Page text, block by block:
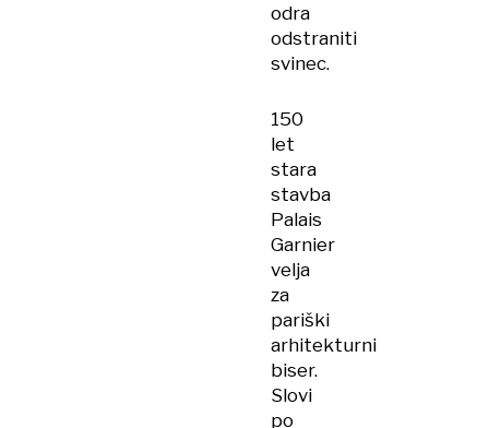
odra
odstraniti
svinec.
150
let
stara
stavba
Palais
Garnier
velja
za
pariški
arhitekturni
biser.
Slovi
po